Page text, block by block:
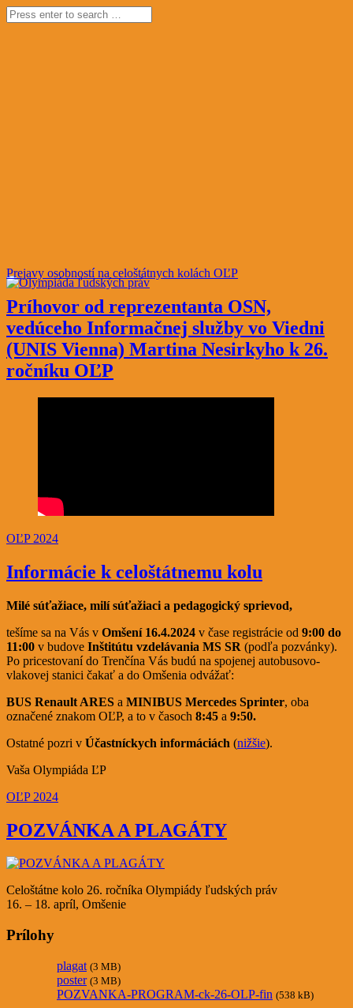
Prejavy osobností na celoštátnych kolách OĽP
Príhovor od reprezentanta OSN,
vedúceho Informačnej služby vo Viedni
(UNIS Vienna) Martina Nesirkyho k 26.
ročníku OĽP
OĽP 2024
Informácie k celoštátnemu kolu
Milé súťažiace, milí súťažiaci a pedagogický sprievod,
tešíme sa na Vás v Omšení 16.4.2024 v čase registrácie od 9:00 do
11:00 v budove Inštitútu vzdelávania MS SR (podľa pozvánky).
Po pricestovaní do Trenčína Vás budú na spojenej autobusovo-
vlakovej stanici čakať a do Omšenia odvážať:
BUS Renault ARES a MINIBUS Mercedes Sprinter, oba
označené znakom OĽP, a to v časoch 8:45 a 9:50.
Ostatné pozri v Účastníckych informáciách (nižšie).
Vaša Olympiáda ĽP
OĽP 2024
POZVÁNKA A PLAGÁTY
Celoštátne kolo 26. ročníka Olympiády ľudských práv
16. – 18. apríl, Omšenie
Prílohy
plagat (3 MB)
poster (3 MB)
POZVANKA-PROGRAM-ck-26-OLP-fin (538 kB)